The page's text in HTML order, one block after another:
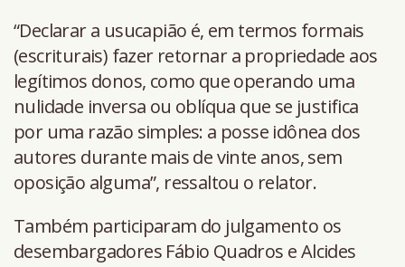
“Declarar a usucapião é, em termos formais
(escriturais) fazer retornar a propriedade aos
legítimos donos, como que operando uma
nulidade inversa ou oblíqua que se justifica
por uma razão simples: a posse idônea dos
autores durante mais de vinte anos, sem
oposição alguma”, ressaltou o relator.
Também participaram do julgamento os
desembargadores Fábio Quadros e Alcides